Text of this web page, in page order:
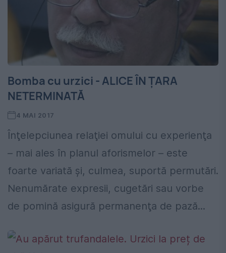
Bomba cu urzici - ALICE ÎN ȚARA
NETERMINATĂ
4 MAI 2017
Înţelepciunea relaţiei omului cu experienţa
– mai ales în planul aforismelor – este
foarte variată şi, culmea, suportă permutări.
Nenumărate expresii, cugetări sau vorbe
de pomină asigură permanenţa de pază...